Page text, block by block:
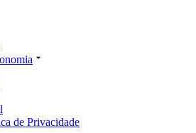
de Privacidade